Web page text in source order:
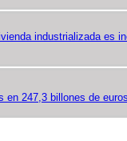
industrializada es
en 247,3 billones de